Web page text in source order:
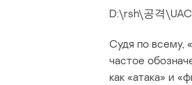
D:\rsh\공격
Судя по всему,
частое
как «атака» и